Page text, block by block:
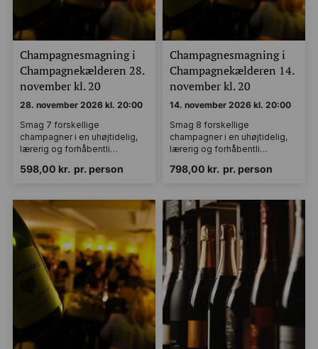
Champagnesmagning i
Champagnekælderen 28.
november kl. 20
28. november 2026 kl. 20:00
Smag 7 forskellige
champagner i en uhøjtidelig,
lærerig og forhåbentli…
598,00 kr. pr. person
Champagnesmagning i
Champagnekælderen 14.
november kl. 20
14. november 2026 kl. 20:00
Smag 8 forskellige
champagner i en uhøjtidelig,
lærerig og forhåbentli…
798,00 kr. pr. person